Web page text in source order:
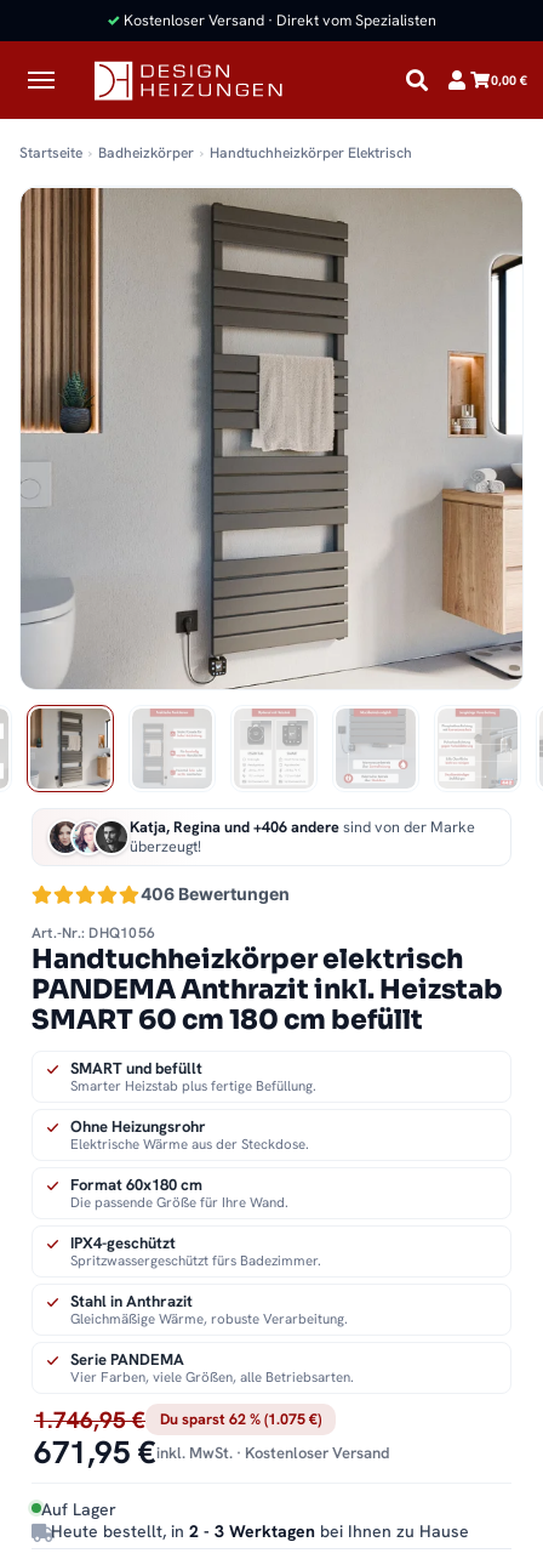
✓ Kostenloser Versand · Direkt vom Spezialisten
0,00 €
Startseite Badheizkörper Handtuchheizkörper Elektrisch
406 Bewertungen
Katja, Regina und +406 anderesind von der Marke
überzeugt!
Art.-Nr.: DHQ1056
Handtuchheizkörper elektrisch
PANDEMA Anthrazit inkl. Heizstab
SMART 60 cm 180 cm befüllt
1.746,95 € Du sparst 62 % (1.075 €)
671,95 €inkl. MwSt. · Kostenloser Versand
Auf Lager
Heute bestellt, in 2 - 3 Werktagen bei Ihnen zu Hause
SMART und befüllt
Smarter Heizstab plus fertige Befüllung.
Ohne Heizungsrohr
Elektrische Wärme aus der Steckdose.
Format 60x180 cm
Die passende Größe für Ihre Wand.
IPX4-geschützt
Spritzwassergeschützt fürs Badezimmer.
Stahl in Anthrazit
Gleichmäßige Wärme, robuste Verarbeitung.
Serie PANDEMA
Vier Farben, viele Größen, alle Betriebsarten.